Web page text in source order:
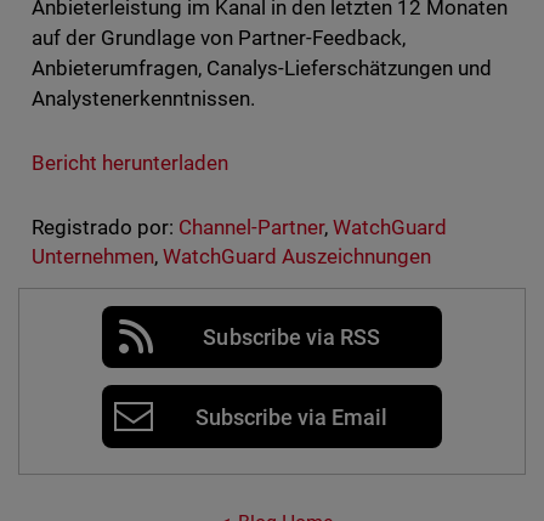
Anbieterleistung im Kanal in den letzten 12 Monaten
auf der Grundlage von Partner-Feedback,
Anbieterumfragen, Canalys-Lieferschätzungen und
Analystenerkenntnissen.
Bericht herunterladen
Registrado por: Channel-Partner,WatchGuard
Unternehmen, WatchGuard Auszeichnungen
Subscribe via RSS
Subscribe via Email